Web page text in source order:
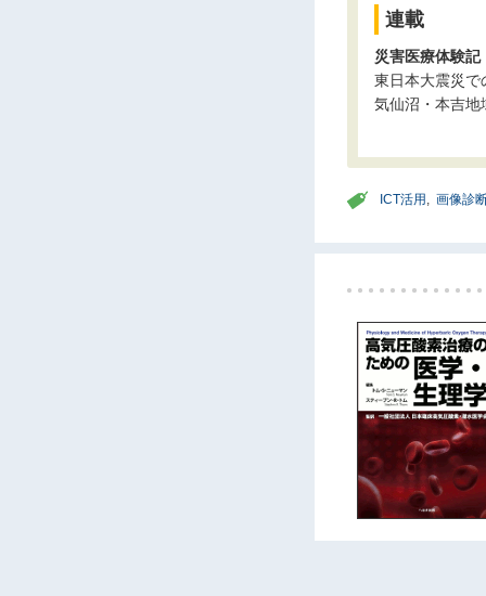
連載
災害医療体験記
東日本大震災で
気仙沼・本吉地
ICT活用 画像診